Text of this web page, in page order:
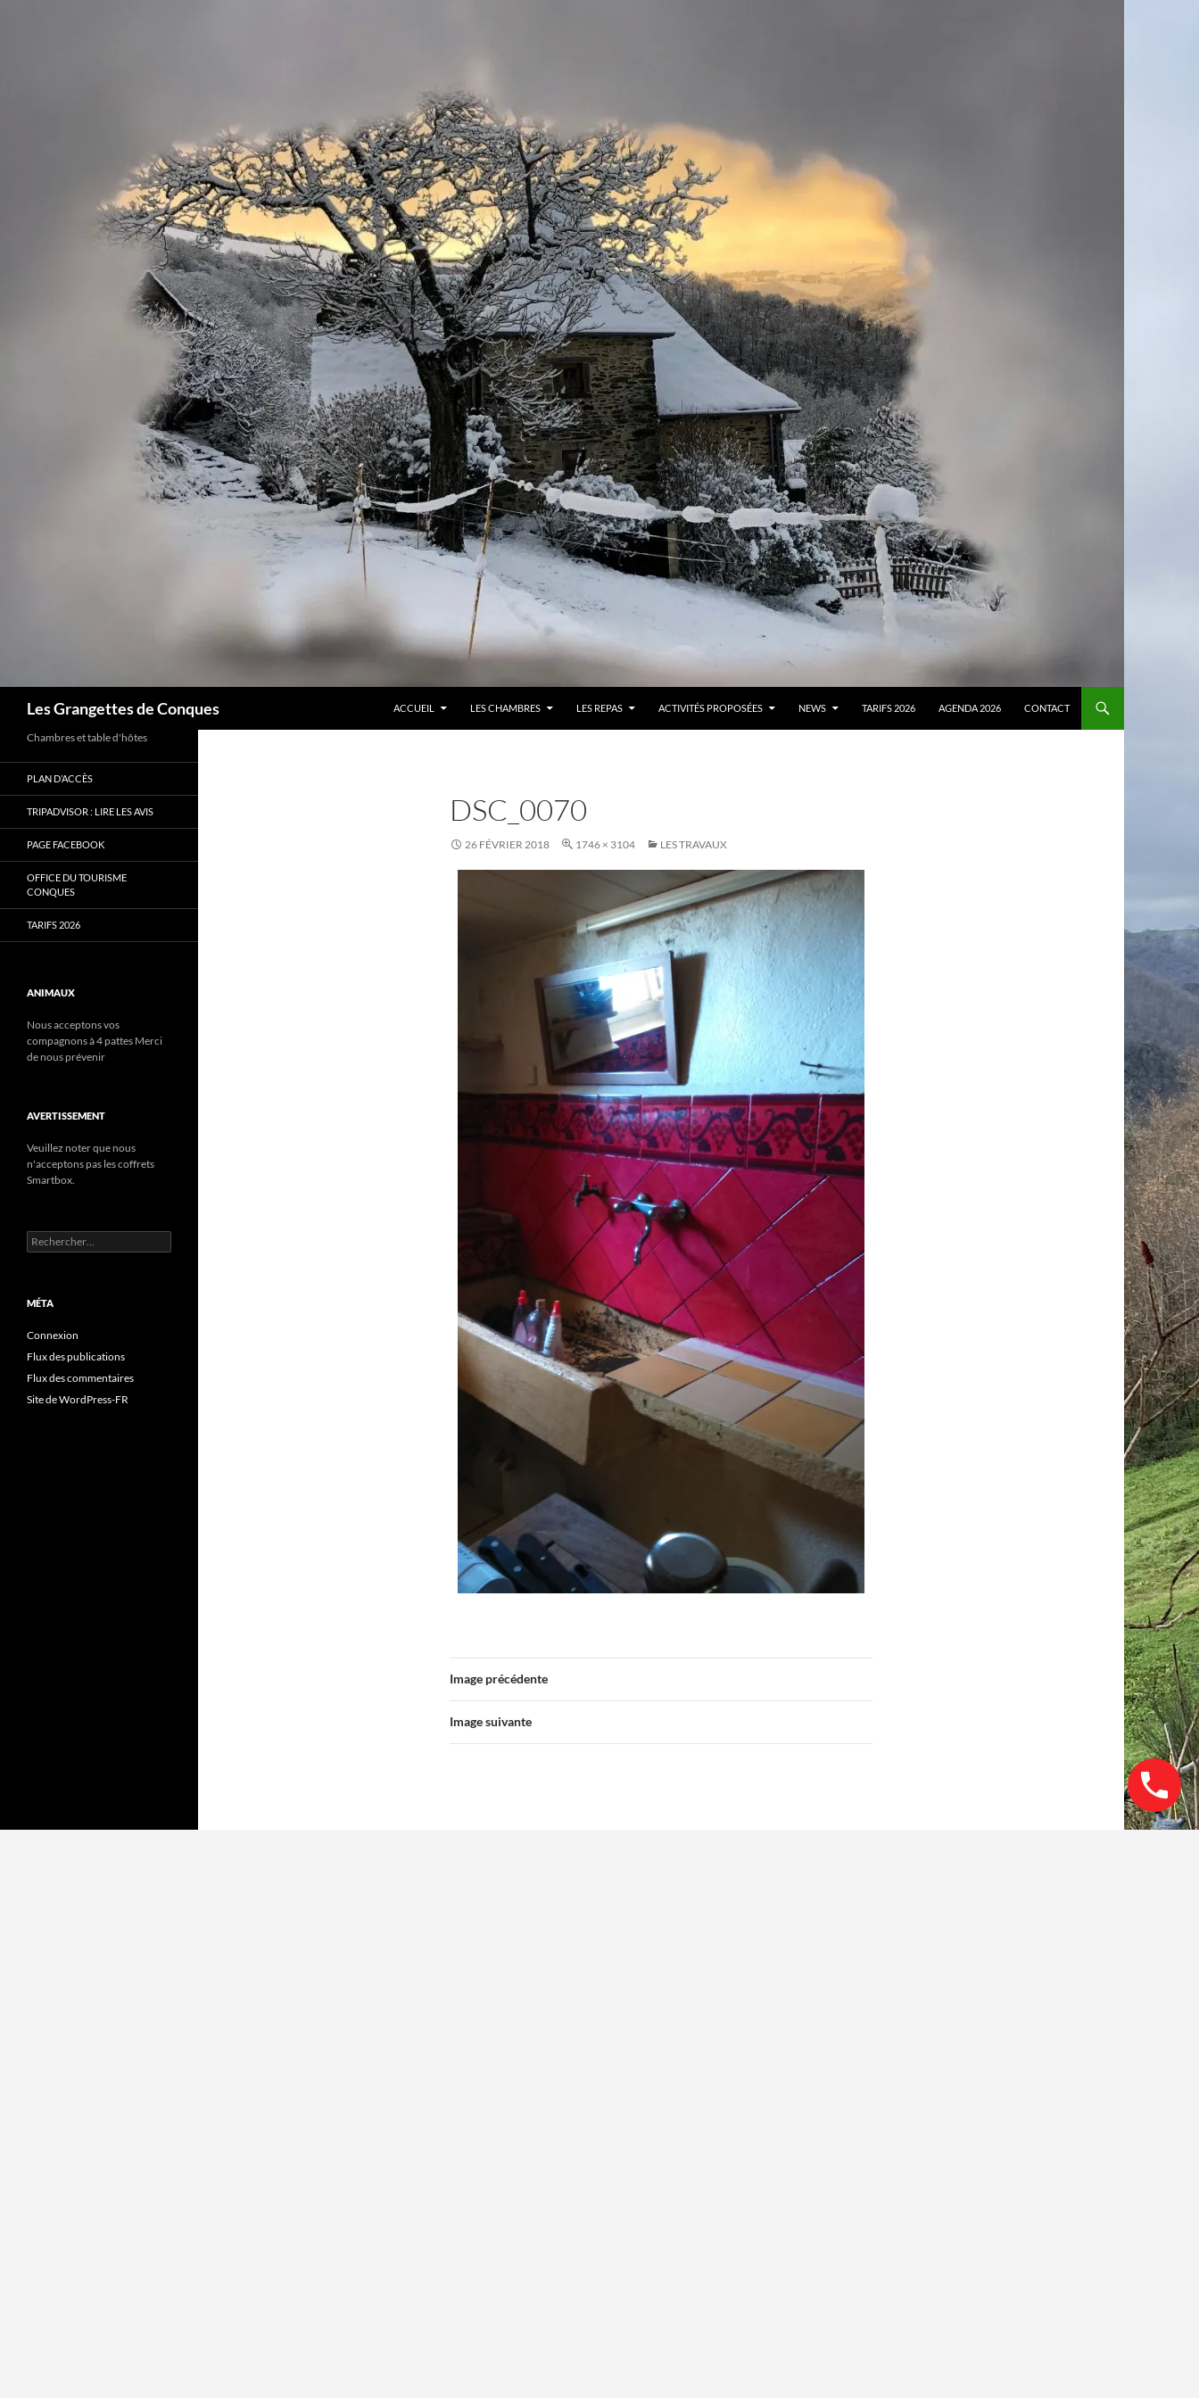
Les Grangettes de Conques
ACCUEIL
LES CHAMBRES LES REPAS ACTIVITÉS PROPOSÉES NEWS TARIFS 2026 AGENDA 2026 CONTACT
DSC_0070
26 FÉVRIER 2018 1746 × 3104 LES TRAVAUX
Image précédente
Image suivante
Chambres et table d'hôtes
PLAN D’ACCÈS
TRIPADVISOR : LIRE LES AVIS
PAGE FACEBOOK
OFFICE DU TOURISME
CONQUES
TARIFS 2026
ANIMAUX
Nous acceptons vos
compagnons à 4 pattes Merci
de nous prévenir
AVERTISSEMENT
Veuillez noter que nous
n'acceptons pas les coffrets
Smartbox.
Rechercher :
MÉTA
Connexion
Flux des publications
Flux des commentaires
Site de WordPress-FR